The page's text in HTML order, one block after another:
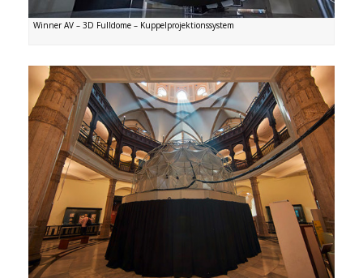
Winner AV – 3D Fulldome – Kuppelprojektionssystem